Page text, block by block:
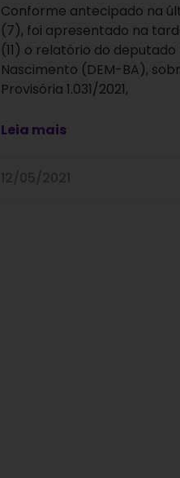
Conforme antecipado na
(7), foi apresentado na
(11) o relatório do deputado
Nascimento (DEM-BA),
Provisória 1.031/2021,
Leia mais